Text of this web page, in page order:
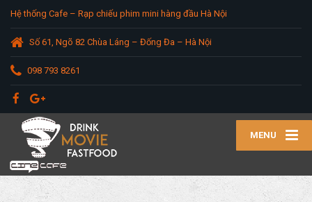
Hệ thống Cafe – Rạp chiếu phim mini hàng đầu Hà Nội
Số 61, Ngõ 82 Chùa Láng – Đống Đa – Hà Nội
098 793 8261
MENU